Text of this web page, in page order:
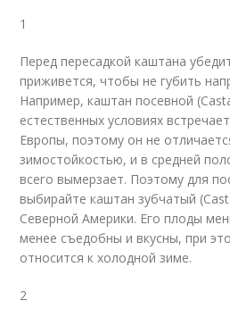
1
Перед пересадкой каштана
приживется, чтобы не губить
Например, каштан посевной
естественных условиях
Европы, поэтому он не
зимостойкостью, и в средней
всего вымерзает. Поэтому для
выбирайте каштан зубчатый
Северной Америки. Его плоды
менее съедобны и вкусны, при
относится к холодной зиме.
2